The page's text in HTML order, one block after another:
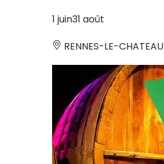
1 juin31 août
RENNES-LE-CHATEAU